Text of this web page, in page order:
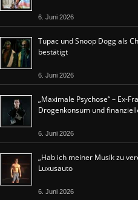
6. Juni 2026
Tupac und Snoop Dogg als
bestätigt
6. Juni 2026
„Maximale Psychose“ – Ex-
Drogenkonsum und
6. Juni 2026
„Hab ich meiner Musik zu
Luxusauto
6. Juni 2026